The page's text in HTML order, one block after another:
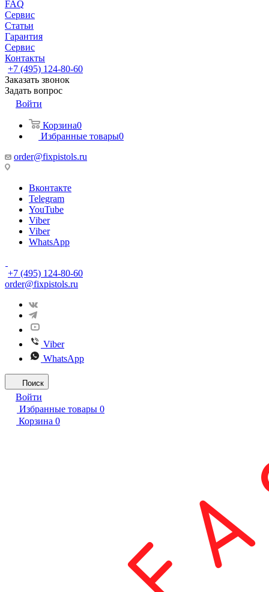
FAQ
Сервис
Статьи
Гарантия
Сервис
Контакты
+7 (495) 124-80-60
Заказать звонок
Задать вопрос
Войти
Корзина0
Избранные товары0
order@fixpistols.ru
Вконтакте
Telegram
YouTube
Viber
Viber
WhatsApp
+7 (495) 124-80-60
order@fixpistols.ru
Viber
WhatsApp
Поиск
Войти
Избранные товары 0
Корзина 0